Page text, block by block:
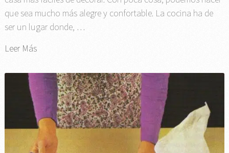
que sea mucho más alegre y confortable. La cocina ha de
ser un lugar donde, …
Leer Más